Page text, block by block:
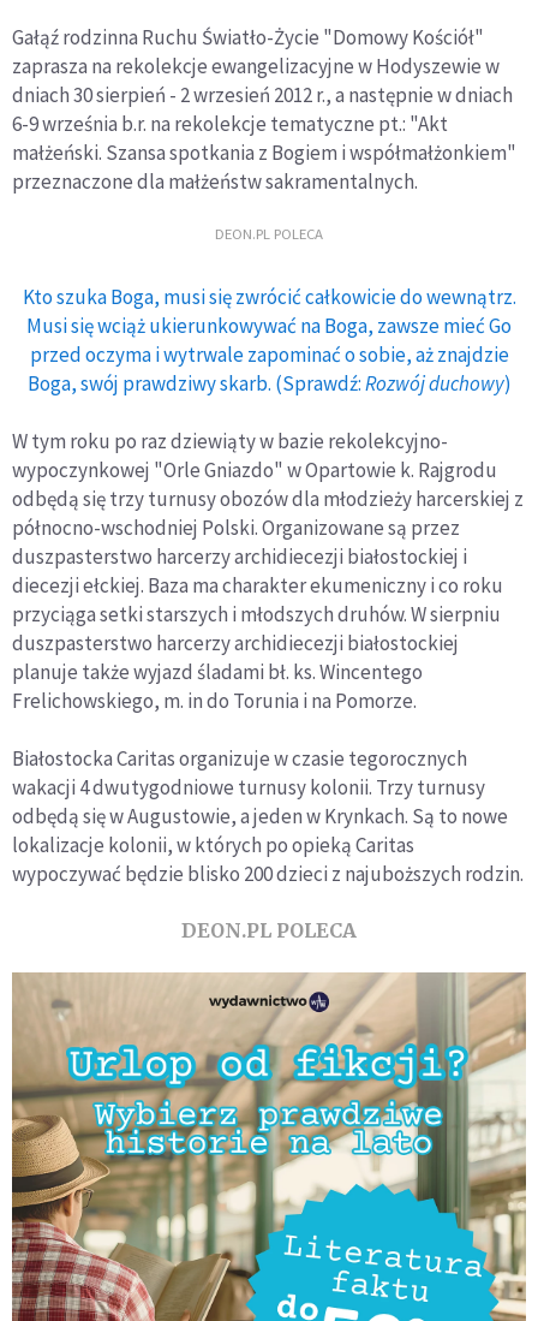
Gałąź rodzinna Ruchu Światło-Życie "Domowy Kościół"
zaprasza na rekolekcje ewangelizacyjne w Hodyszewie w
dniach 30 sierpień - 2 wrzesień 2012 r., a następnie w dniach
6-9 września b.r. na rekolekcje tematyczne pt.: "Akt
małżeński. Szansa spotkania z Bogiem i współmałżonkiem"
przeznaczone dla małżeństw sakramentalnych.
DEON.PL POLECA
Kto szuka Boga, musi się zwrócić całkowicie do wewnątrz.
Musi się wciąż ukierunkowywać na Boga, zawsze mieć Go
przed oczyma i wytrwale zapominać o sobie, aż znajdzie
Boga, swój prawdziwy skarb. (Sprawdź:Rozwój duchowy)
W tym roku po raz dziewiąty w bazie rekolekcyjno-
wypoczynkowej "Orle Gniazdo" w Opartowie k. Rajgrodu
odbędą się trzy turnusy obozów dla młodzieży harcerskiej z
północno-wschodniej Polski. Organizowane są przez
duszpasterstwo harcerzy archidiecezji białostockiej i
diecezji ełckiej. Baza ma charakter ekumeniczny i co roku
przyciąga setki starszych i młodszych druhów. W sierpniu
duszpasterstwo harcerzy archidiecezji białostockiej
planuje także wyjazd śladami bł. ks. Wincentego
Frelichowskiego, m. in do Torunia i na Pomorze.
Białostocka Caritas organizuje w czasie tegorocznych
wakacji 4 dwutygodniowe turnusy kolonii. Trzy turnusy
odbędą się w Augustowie, a jeden w Krynkach. Są to nowe
lokalizacje kolonii, w których po opieką Caritas
wypoczywać będzie blisko 200 dzieci z najuboższych rodzin.
DEON.PL POLECA